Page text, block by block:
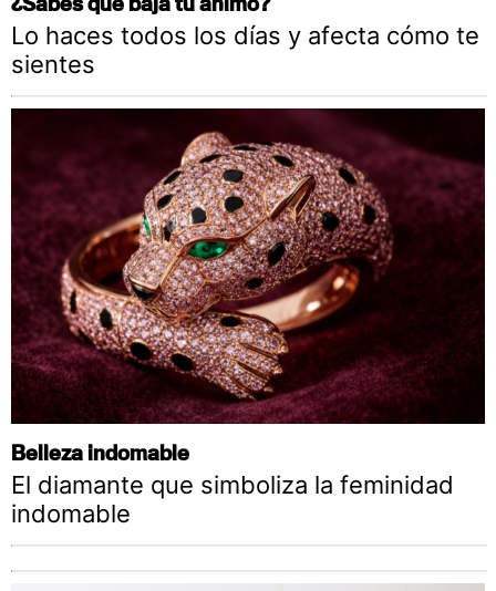
Lo haces todos los días y afecta cómo te
sientes
Belleza indomable
El diamante que simboliza la feminidad
indomable